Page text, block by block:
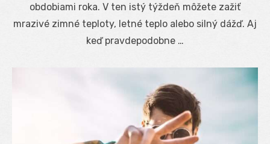
obdobiami roka. V ten istý týždeň môžete zažiť
mrazivé zimné teploty, letné teplo alebo silný dážď. Aj
keď pravdepodobne …